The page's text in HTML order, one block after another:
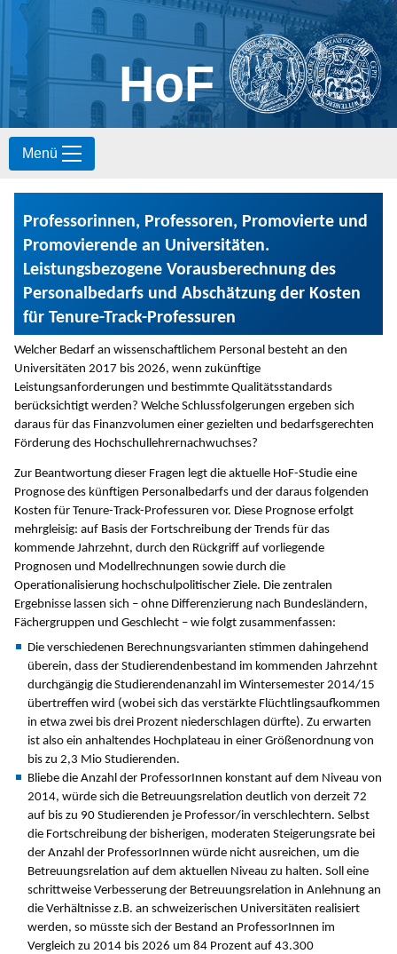
HoF
Menü
Professorinnen, Professoren, Promovierte und
Promovierende an Universitäten.
Leistungsbezogene Vorausberechnung des
Personalbedarfs und Abschätzung der Kosten
für Tenure-Track-Professuren
Welcher Bedarf an wissenschaftlichem Personal besteht an den
Universitäten 2017 bis 2026, wenn zukünftige
Leistungsanforderungen und bestimmte Qualitätsstandards
berücksichtigt werden? Welche Schlussfolgerungen ergeben sich
daraus für das Finanzvolumen einer gezielten und bedarfsgerechten
Förderung des Hochschullehrernachwuchses?
Zur Beantwortung dieser Fragen legt die aktuelle HoF-Studie eine
Prognose des künftigen Personalbedarfs und der daraus folgenden
Kosten für Tenure-Track-Professuren vor. Diese Prognose erfolgt
mehrgleisig: auf Basis der Fortschreibung der Trends für das
kommende Jahrzehnt, durch den Rückgriff auf vorliegende
Prognosen und Modellrechnungen sowie durch die
Operationalisierung hochschulpolitischer Ziele. Die zentralen
Ergebnisse lassen sich – ohne Differenzierung nach Bundesländern,
Fächergruppen und Geschlecht – wie folgt zusammenfassen:
Die verschiedenen Berechnungsvarianten stimmen dahingehend
überein, dass der Studierendenbestand im kommenden Jahrzehnt
durchgängig die Studierendenanzahl im Wintersemester 2014/15
übertreffen wird (wobei sich das verstärkte Flüchtlingsaufkommen
in etwa zwei bis drei Prozent niederschlagen dürfte). Zu erwarten
ist also ein anhaltendes Hochplateau in einer Größenordnung von
bis zu 2,3 Mio Studierenden.
Bliebe die Anzahl der ProfessorInnen konstant auf dem Niveau von
2014, würde sich die Betreuungsrelation deutlich von derzeit 72
auf bis zu 90 Studierenden je Professor/in verschlechtern. Selbst
die Fortschreibung der bisherigen, moderaten Steigerungsrate bei
der Anzahl der ProfessorInnen würde nicht ausreichen, um die
Betreuungsrelation auf dem aktuellen Niveau zu halten. Soll eine
schrittweise Verbesserung der Betreuungsrelation in Anlehnung an
die Verhältnisse z.B. an schweizerischen Universitäten realisiert
werden, so müsste sich der Bestand an ProfessorInnen im
Vergleich zu 2014 bis 2026 um 84 Prozent auf 43.300